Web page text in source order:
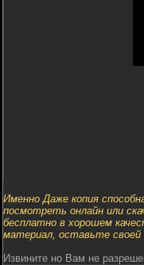
Именно Даже копия
посмотреть онлайн или
бесплатно в хорошем
материал, оставьте своей
Извините но Вам не